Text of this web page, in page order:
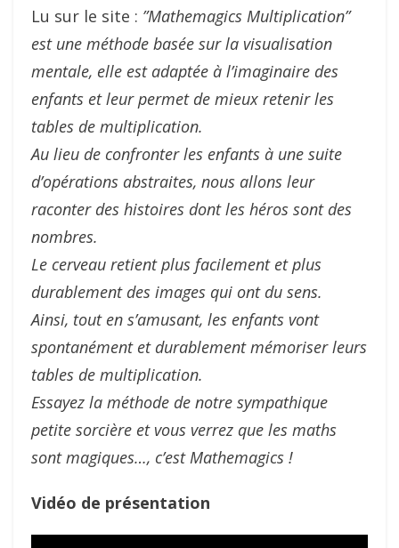
Lu sur le site : ”Mathemagics Multiplication”
est une méthode basée sur la visualisation
mentale, elle est adaptée à l’imaginaire des
enfants et leur permet de mieux retenir les
tables de multiplication.
Au lieu de confronter les enfants à une suite
d’opérations abstraites, nous allons leur
raconter des histoires dont les héros sont des
nombres.
Le cerveau retient plus facilement et plus
durablement des images qui ont du sens.
Ainsi, tout en s’amusant, les enfants vont
spontanément et durablement mémoriser leurs
tables de multiplication.
Essayez la méthode de notre sympathique
petite sorcière et vous verrez que les maths
sont magiques…, c’est Mathemagics !
Vidéo de présentation